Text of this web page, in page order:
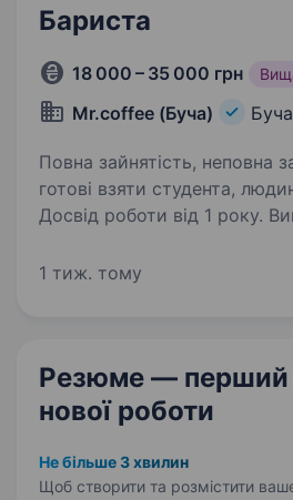
Бариста
18 000 – 35 000 грн
Mr.coffee (Буча)
Повна зайнятість, неповна
готові взяти студента,
Досвід роботи від 1 року. Вимоги:
в команді. Умови роботи: в зміні працює два
1 тиж. тому
Резюме — перший
нової роботи
Не більше 3 хвилин
Щоб створити та розмістити